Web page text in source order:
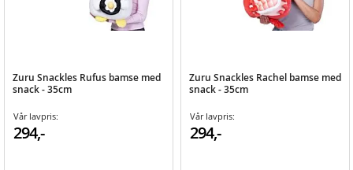
Zuru Snackles Rufus bamse med
snack - 35cm
Vår lavpris:
294,-
Zuru Snackles Rachel bamse med
snack - 35cm
Vår lavpris:
294,-